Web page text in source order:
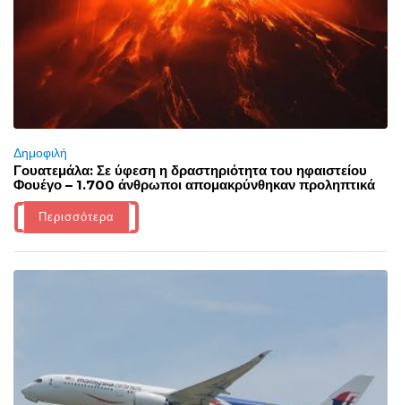
Δημοφιλή
Γουατεμάλα: Σε ύφεση η δραστηριότητα του ηφαιστείου
Φουέγο – 1.700 άνθρωποι απομακρύνθηκαν προληπτικά
Περισσότερα